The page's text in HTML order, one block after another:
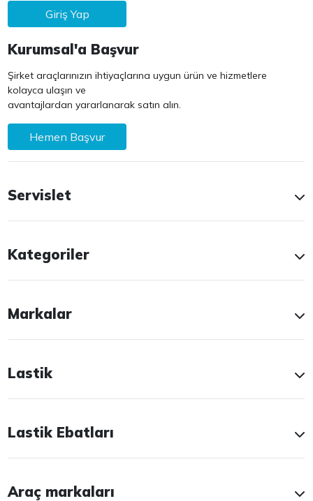
Giriş Yap
Kurumsal'a Başvur
Şirket araçlarınızın ihtiyaçlarına uygun ürün ve hizmetlere
kolayca ulaşın ve
avantajlardan yararlanarak satın alın.
Hemen Başvur
Servislet
Kategoriler
Markalar
Lastik
Lastik Ebatları
Araç markaları